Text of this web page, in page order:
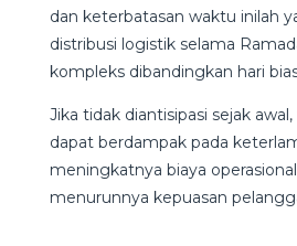
dan keterbatasan waktu inilah
distribusi logistik selama
kompleks dibandingkan hari
Jika tidak diantisipasi sejak
dapat berdampak pada
meningkatnya biaya
menurunnya kepuasan